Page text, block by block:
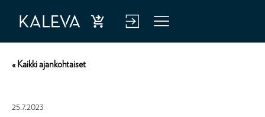
Ost
a
Kirj
aud
Vali
kko
« Kaikki ajankohtaiset
25.7.2023